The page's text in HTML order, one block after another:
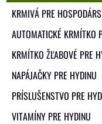
KRMIVÁ PRE
AUTOMATICKÉ KRMÍTKO
KRMÍTKO ŽĽABOVÉ PRE
NAPÁJAČKY PRE HYDINU
PRÍSLUŠENSTVO PRE
VITAMÍNY PRE HYDINU